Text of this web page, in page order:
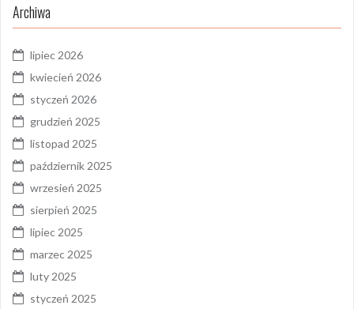
Archiwa
lipiec 2026
kwiecień 2026
styczeń 2026
grudzień 2025
listopad 2025
październik 2025
wrzesień 2025
sierpień 2025
lipiec 2025
marzec 2025
luty 2025
styczeń 2025